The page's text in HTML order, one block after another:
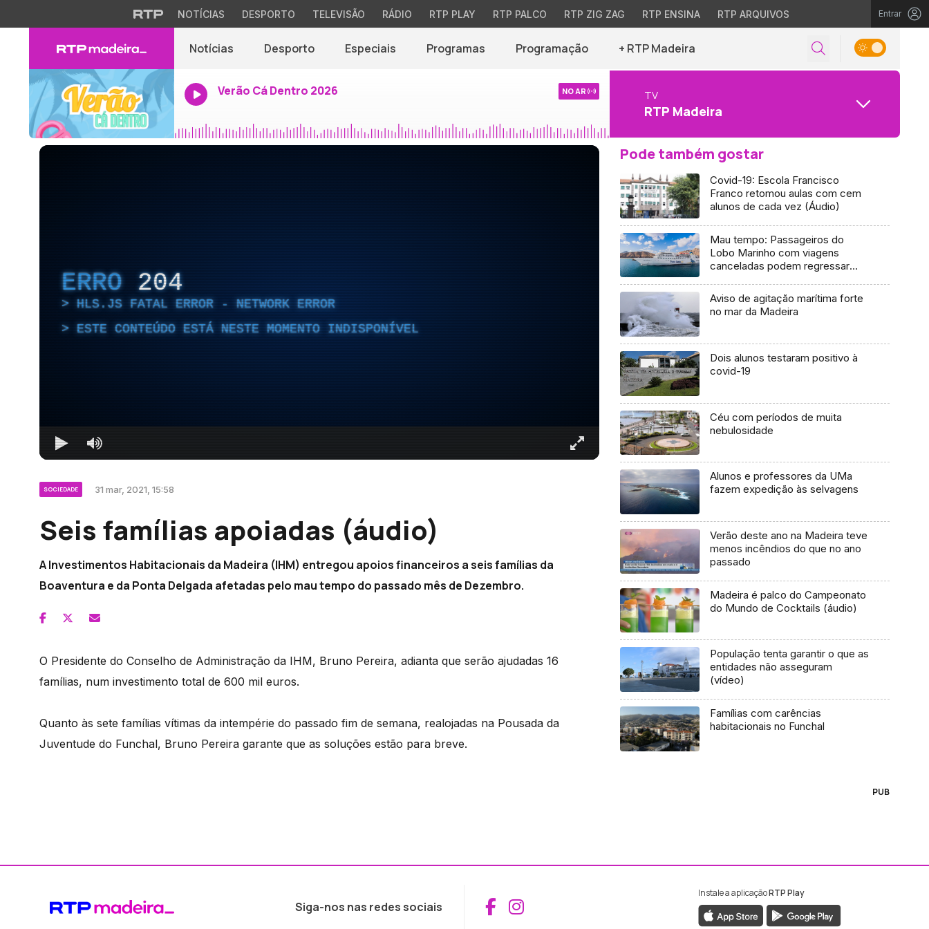
NOTÍCIAS DESPORTO TELEVISÃO RÁDIO RTP PLAY RTP PALCO RTP ZIG ZAG RTP ENSINA RTP ARQUIVOS Entrar
Notícias Desporto Especiais Programas Programação + RTP Madeira
Verão Cá Dentro 2026 NO AR TV
RTP Madeira
ERRO 204
HLS.JS FATAL ERROR - NETWORK ERROR
ESTE CONTEÚDO ESTÁ NESTE MOMENTO INDISPONÍVEL
SOCIEDADE 31 mar, 2021, 15:58
Seis famílias apoiadas (áudio)
A Investimentos Habitacionais da Madeira (IHM) entregou apoios financeiros a seis famílias da
Boaventura e da Ponta Delgada afetadas pelo mau tempo do passado mês de Dezembro.
O Presidente do Conselho de Administração da IHM, Bruno Pereira, adianta que serão ajudadas 16
famílias, num investimento total de 600 mil euros.
Quanto às sete famílias vítimas da intempérie do passado fim de semana, realojadas na Pousada da
Juventude do Funchal, Bruno Pereira garante que as soluções estão para breve.
Pode também gostar
Covid-19: Escola Francisco
Franco retomou aulas com cem
alunos de cada vez (Áudio)
Mau tempo: Passageiros do
Lobo Marinho com viagens
canceladas podem regressar
Aviso de agitação marítima forte
no mar da Madeira
Dois alunos testaram positivo à
covid-19
Céu com períodos de muita
nebulosidade
Alunos e professores da UMa
fazem expedição às selvagens
Verão deste ano na Madeira teve
menos incêndios do que no ano
passado
Madeira é palco do Campeonato
do Mundo de Cocktails (áudio)
População tenta garantir o que as
entidades não asseguram
(vídeo)
Famílias com carências
habitacionais no Funchal
PUB
Siga-nos nas redes sociais Aceder ao Facebook da RTP Madeira
Aceder ao Instagram da RTP Madeira
Instale a aplicaçãoRTP Play